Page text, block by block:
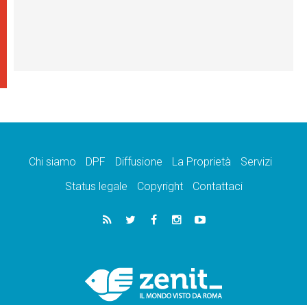
Chi siamo DPF Diffusione La Proprietà
Servizi
Status legale
Copyright Contattaci